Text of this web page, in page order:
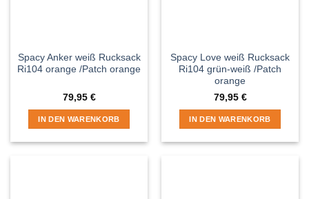
Spacy Anker weiß Rucksack
Ri104 orange /Patch orange
79,95 €
IN DEN WARENKORB
Spacy Love weiß Rucksack
Ri104 grün-weiß /Patch
orange
79,95 €
IN DEN WARENKORB